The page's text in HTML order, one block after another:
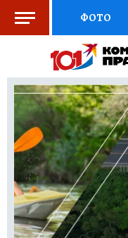
ФОТО
ВЫБОР
ПРЕСС-
РАДИО